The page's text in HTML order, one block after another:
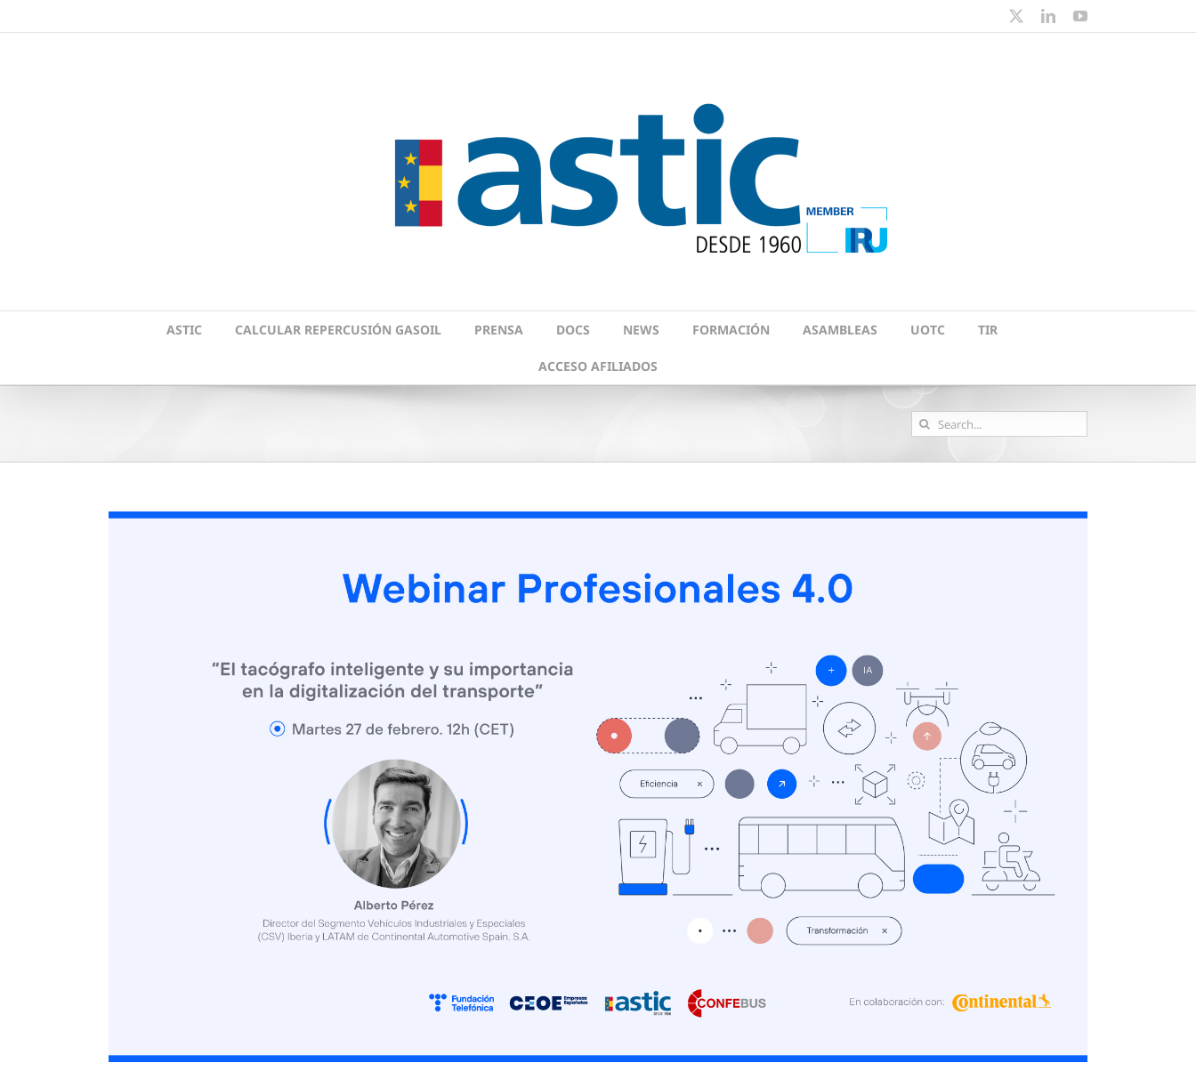
LinkedInYouTube
ASTIC CALCULAR REPERCUSIÓN GASOIL PRENSA DOCS NEWS FORMACIÓN ASAMBLEAS UOTC TIR
ACCESO AFILIADOS
Search
for:
View